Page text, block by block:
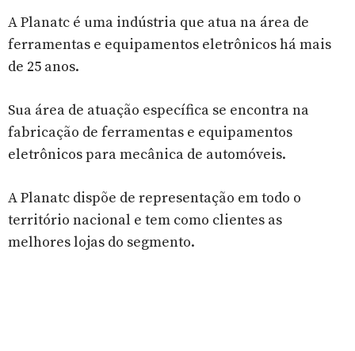
A Planatc é uma indústria que atua na área de
ferramentas e equipamentos eletrônicos há mais
de 25 anos.
Sua área de atuação específica se encontra na
fabricação de ferramentas e equipamentos
eletrônicos para mecânica de automóveis.
A Planatc dispõe de representação em todo o
território nacional e tem como clientes as
melhores lojas do segmento.